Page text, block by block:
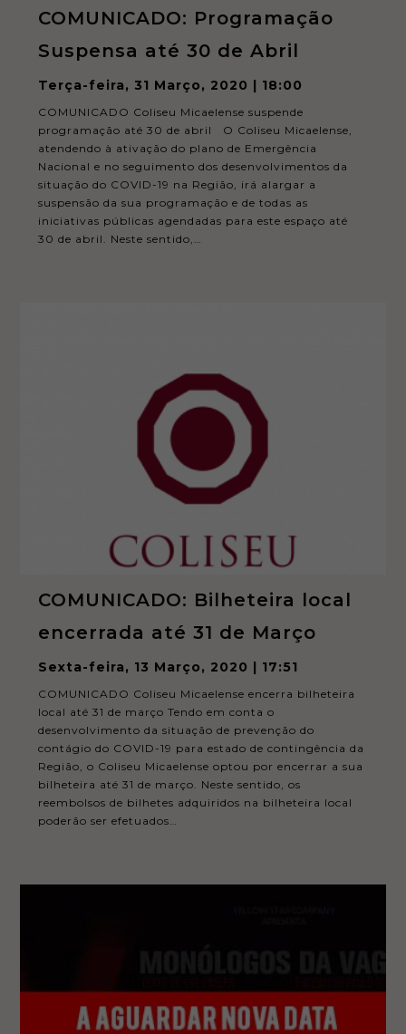
COMUNICADO: Programação
Suspensa até 30 de Abril
Terça-feira, 31 Março, 2020 | 18:00
COMUNICADO Coliseu Micaelense suspende
programação até 30 de abril O Coliseu Micaelense,
atendendo à ativação do plano de Emergência
Nacional e no seguimento dos desenvolvimentos da
situação do COVID-19 na Região, irá alargar a
suspensão da sua programação e de todas as
iniciativas públicas agendadas para este espaço até
30 de abril. Neste sentido,…
COMUNICADO: Bilheteira local
encerrada até 31 de Março
Sexta-feira, 13 Março, 2020 | 17:51
COMUNICADO Coliseu Micaelense encerra bilheteira
local até 31 de março Tendo em conta o
desenvolvimento da situação de prevenção do
contágio do COVID-19 para estado de contingência da
Região, o Coliseu Micaelense optou por encerrar a sua
bilheteira até 31 de março. Neste sentido, os
reembolsos de bilhetes adquiridos na bilheteira local
poderão ser efetuados…